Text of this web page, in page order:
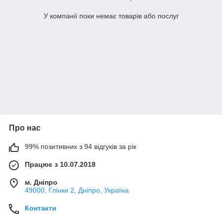
У компанії поки немає товарів або послуг
Про нас
99% позитивних з 94 відгуків за рік
Працює з 10.07.2018
м. Дніпро
49000, Глінки 2, Дніпро, Україна
Контакти